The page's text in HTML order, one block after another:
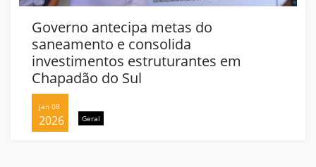
Governo antecipa metas do
saneamento e consolida
investimentos estruturantes em
Chapadão do Sul
jan 08
2026 Geral